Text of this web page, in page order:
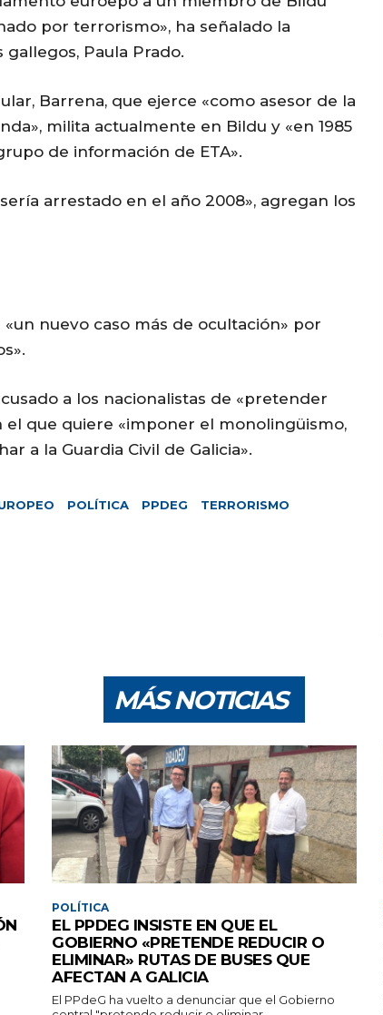
por terrorismo», ha señalado la
Paula Prado.
Barrena, que ejerce «como asesor de la
milita actualmente en Bildu y «en 1985
de información de ETA».
arrestado en el año 2008», agregan los
nuevo caso más de ocultación» por
a los nacionalistas de «pretender
que quiere «imponer el monolingüismo,
a la Guardia Civil de Galicia».
POLÍTICA PPDEG TERRORISMO
MÁS NOTICIAS
POLÍTICA
EL PPDEG INSISTE EN QUE EL
GOBIERNO «PRETENDE REDUCIR O
ELIMINAR» RUTAS DE BUSES QUE
AFECTAN A GALICIA
El PPdeG ha vuelto a denunciar que el Gobierno